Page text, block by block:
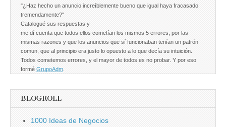
"¿Haz hecho un anuncio increíblemente bueno que igual haya fracasado
tremendamente?"
Catalogué sus respuestas y
me dí cuenta que todos ellos cometían los mismos 5 errores, por las
mismas razones y que los anuncios que sí funcionaban tenían un patrón
comun, que al principio era justo lo opuesto a lo que decía su intuición.
Todos cometemos errores, y el mayor de todos es no probar. Y por eso
formé GrupoAdm
BLOGROLL
1000 Ideas de Negocios